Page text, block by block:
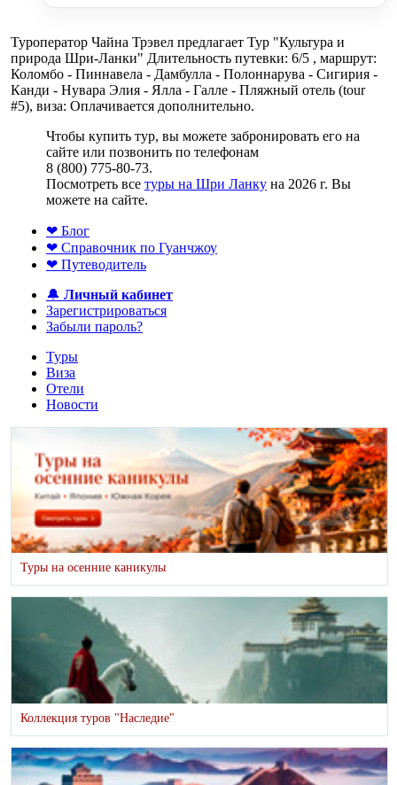
Туроператор Чайна Трэвел предлагает Тур "Культура и
природа Шри-Ланки" Длительность путевки: 6/5 , маршрут:
Коломбо - Пиннавела - Дамбулла - Полоннарува - Сигирия -
Канди - Нувара Элия - Ялла - Галле - Пляжный отель (tour
#5), виза: Оплачивается дополнительно.
Чтобы купить тур, вы можете забронировать его на
сайте или позвонить по телефонам
8 (800) 775-80-73.
Посмотреть все туры на Шри Ланку на 2026 г. Вы
можете на сайте.
❤ Блог
❤ Справочник по Гуанчжоу
❤ Путеводитель
🔔 Личный кабинет
Зарегистрироваться
Забыли пароль?
Туры
Виза
Отели
Новости
Туры на осенние каникулы
Коллекция туров "Наследие"